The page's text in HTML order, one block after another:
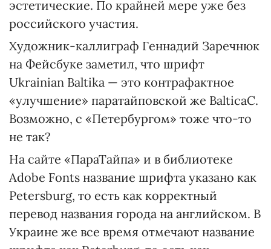
эстетические. По крайней мере уже без
российского участия.
Художник-каллиграф Геннадий Заречнюк
на Фейсбуке заметил, что шрифт
Ukrainian Baltika — это контрафактное
«улучшение» паратайповской же BalticaС.
Возможно, с «Петербургом» тоже что-то
не так?
На сайте «ПараТайпа» и в библиотеке
Adobe Fonts название шрифта указано как
Petersburg, то есть как корректный
перевод названия города на английском. В
Украине же все время отмечают название